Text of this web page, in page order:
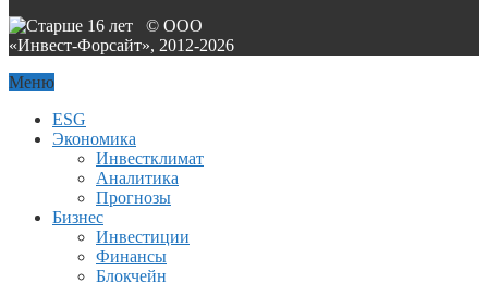
© ООО
«Инвест-Форсайт», 2012-2026
Меню
ESG
Экономика
Инвестклимат
Аналитика
Прогнозы
Бизнес
Инвестиции
Финансы
Блокчейн